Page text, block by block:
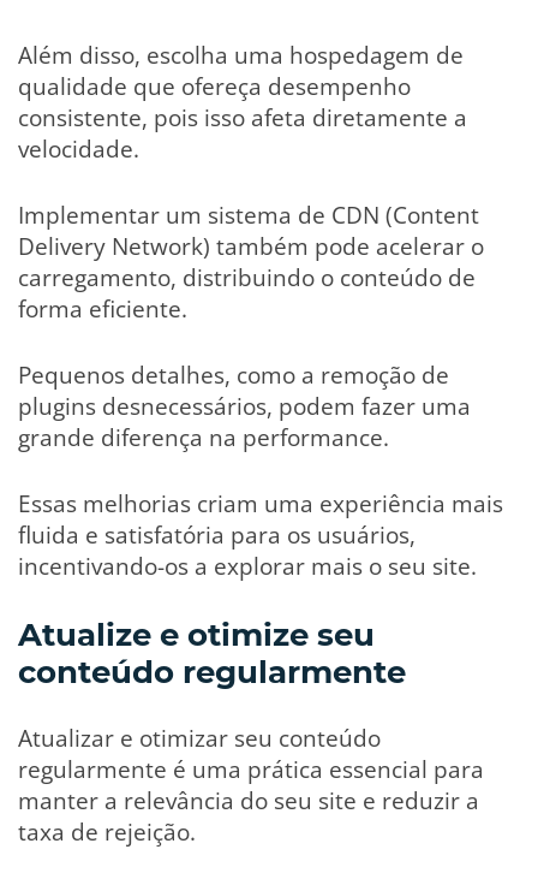
Além disso, escolha uma hospedagem de
qualidade que ofereça desempenho
consistente, pois isso afeta diretamente a
velocidade.
Implementar um sistema de CDN (Content
Delivery Network) também pode acelerar o
carregamento, distribuindo o conteúdo de
forma eficiente.
Pequenos detalhes, como a remoção de
plugins desnecessários, podem fazer uma
grande diferença na performance.
Essas melhorias criam uma experiência mais
fluida e satisfatória para os usuários,
incentivando-os a explorar mais o seu site.
Atualize e otimize seu
conteúdo regularmente
Atualizar e otimizar seu conteúdo
regularmente é uma prática essencial para
manter a relevância do seu site e reduzir a
taxa de rejeição.